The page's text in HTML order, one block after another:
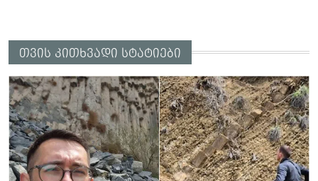
თვის კითხვადი სტატიები